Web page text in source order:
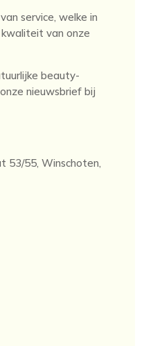
service, welke in
van onze
beauty-
nieuwsbrief bij
53/55, Winschoten,